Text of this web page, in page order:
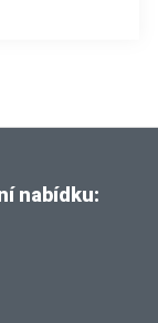
nabídku: